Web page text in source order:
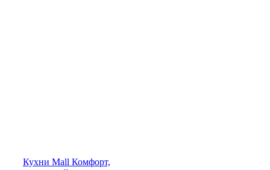
Кухни Mall Комфорт,